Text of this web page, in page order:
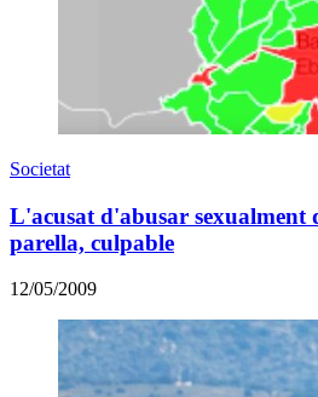
Societat
L'acusat d'abusar sexualment
parella, culpable
12/05/2009